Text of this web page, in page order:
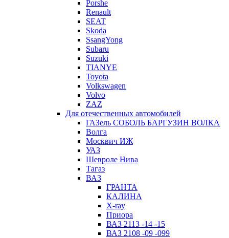
Porshe
Renault
SEAT
Skoda
SsangYong
Subaru
Suzuki
TIANYE
Toyota
Volkswagen
Volvo
ZAZ
Для отечественных автомобилей
ГАЗель СОБОЛЬ БАРГУЗИН ВОЛКА
Волга
Москвич ИЖ
УАЗ
Шевроле Нива
Тагаз
ВАЗ
ГРАНТА
КАЛИНА
X-ray
Приора
ВАЗ 2113 -14 -15
ВАЗ 2108 -09 -099